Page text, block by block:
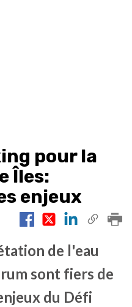
pour la
Îles:
enjeux
de l'eau
sont fiers de
du Défi